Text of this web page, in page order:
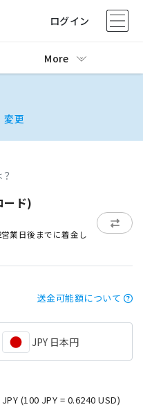
ログイン
More
変更
ード)
業日後までに着金し
送金可能額について
JPY 日本円
(100 JPY = 0.6240 USD)